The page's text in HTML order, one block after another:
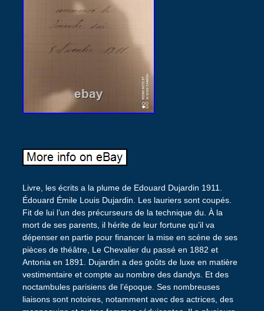
Livre, les écrits a la plume de Edouard Dujardin 1911.
Édouard Émile Louis Dujardin. Les lauriers sont coupés.
Fit de lui l’un des précurseurs de la technique du. À la
mort de ses parents, il hérite de leur fortune qu’il va
dépenser en partie pour financer la mise en scène de ses
pièces de théâtre, Le Chevalier du passé en 1882 et
Antonia en 1891. Dujardin a des goûts de luxe en matière
vestimentaire et compte au nombre des dandys. Et des
noctambules parisiens de l’époque. Ses nombreuses
liaisons sont notoires, notamment avec des actrices, des